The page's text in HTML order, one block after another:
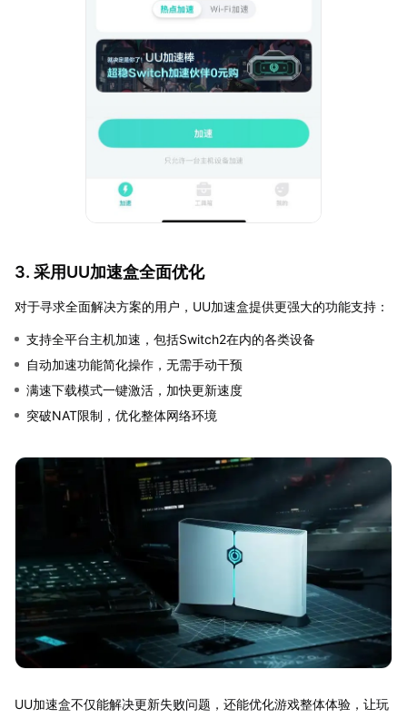
3. 采用UU加速盒全面优化
对于寻求全面解决方案的用户，UU加速盒提供更强大的功能支持：
支持全平台主机加速，包括Switch2在内的各类设备
自动加速功能简化操作，无需手动干预
满速下载模式一键激活，加快更新速度
突破NAT限制，优化整体网络环境
UU加速盒不仅能解决更新失败问题，还能优化游戏整体体验，让玩